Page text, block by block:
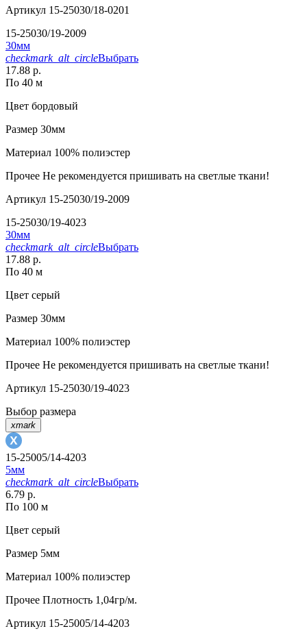
Артикул 15-25030/18-0201
15-25030/19-2009
30мм
checkmark_alt_circleВыбрать
17.88 р.
По 40 м
Цвет бордовый
Размер 30мм
Материал 100% полиэстер
Прочее Не рекомендуется пришивать на светлые ткани!
Артикул 15-25030/19-2009
15-25030/19-4023
30мм
checkmark_alt_circleВыбрать
17.88 р.
По 40 м
Цвет серый
Размер 30мм
Материал 100% полиэстер
Прочее Не рекомендуется пришивать на светлые ткани!
Артикул 15-25030/19-4023
Выбор размера
xmark
15-25005/14-4203
5мм
checkmark_alt_circleВыбрать
6.79 р.
По 100 м
Цвет серый
Размер 5мм
Материал 100% полиэстер
Прочее Плотность 1,04гр/м.
Артикул 15-25005/14-4203